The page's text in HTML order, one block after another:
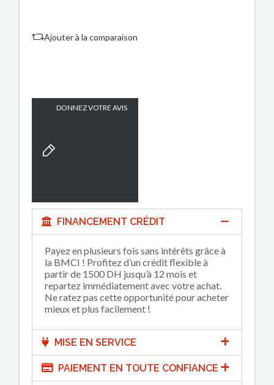
Ajouter à la comparaison
DONNEZ VOTRE AVIS
FINANCEMENT CRÉDIT
Payez en plusieurs fois sans intérêts grâce à
la BMCI ! Profitez d’un crédit flexible à
partir de 1500 DH jusqu’à 12 mois et
repartez immédiatement avec votre achat.
Ne ratez pas cette opportunité pour acheter
mieux et plus facilement !
MISE EN SERVICE
PAIEMENT EN TOUTE CONFIANCE